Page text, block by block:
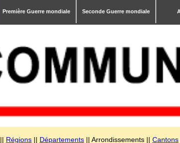
Première Guerre mondiale Seconde Guerre mondiale
|| Régions || Départements || Arrondissements || Cantons